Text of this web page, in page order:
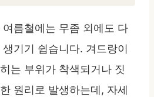
름철에는 무좀 외에도 다
기기 쉽습니다. 겨드랑이
는 부위가 착색되거나 짓
원리로 발생하는데, 자세